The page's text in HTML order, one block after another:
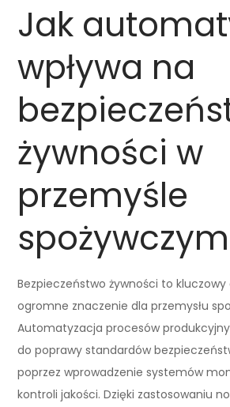
Jak
wpływa na
żywności w
przemyśle
spożywczym
Bezpieczeństwo żywności to
ogromne znaczenie dla przemysłu
Automatyzacja procesów
do poprawy standardów
poprzez wprowadzenie systemów
kontroli jakości. Dzięki zastosowaniu